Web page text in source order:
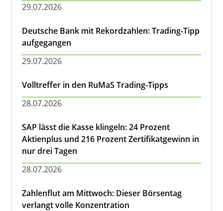
29.07.2026
Deutsche Bank mit Rekordzahlen: Trading-Tipp
aufgegangen
29.07.2026
Volltreffer in den RuMaS Trading-Tipps
28.07.2026
SAP lässt die Kasse klingeln: 24 Prozent
Aktienplus und 216 Prozent Zertifikatgewinn in
nur drei Tagen
28.07.2026
Zahlenflut am Mittwoch: Dieser Börsentag
verlangt volle Konzentration